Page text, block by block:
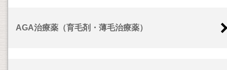
AGA治療薬（育毛剤・薄毛治療薬）